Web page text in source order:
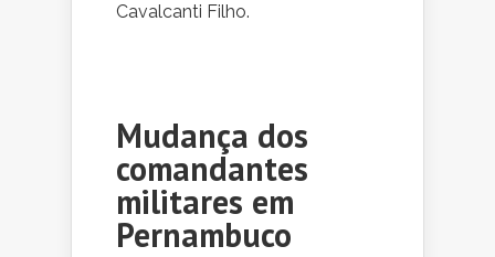
Cavalcanti Filho.
Mudança dos
comandantes
militares em
Pernambuco